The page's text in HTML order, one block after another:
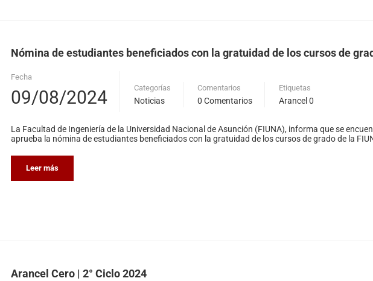
Nómina de estudiantes beneficiados con la gratuidad de los cursos de
Fecha
09/08/2024 Categorías
Noticias
Comentarios
0 Comentarios
Etiquetas
Arancel 0
La Facultad de Ingeniería de la Universidad Nacional de Asunción (FIUNA), informa que se
aprueba la nómina de estudiantes beneficiados con la gratuidad de los cursos de grado de la
Leer más
Arancel Cero | 2° Ciclo 2024